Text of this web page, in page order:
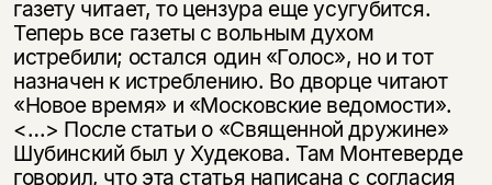
газету читает, то цензура еще усугубится.
Теперь все газеты с вольным духом
истребили; остался один «Голос», но и тот
назначен к истреблению. Во дворце читают
«Но­вое время» и «Московские ведомости».
<…> После статьи о «Священной дру­жине»
Шубинский был у Худекова. Там Монтеверде
говорил, что эта статья написана с согласия